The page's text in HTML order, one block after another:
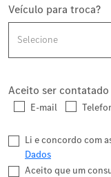
Veículo para troca?
Aceito ser
E-mail
Li e concordo com
Dados
Aceito que um